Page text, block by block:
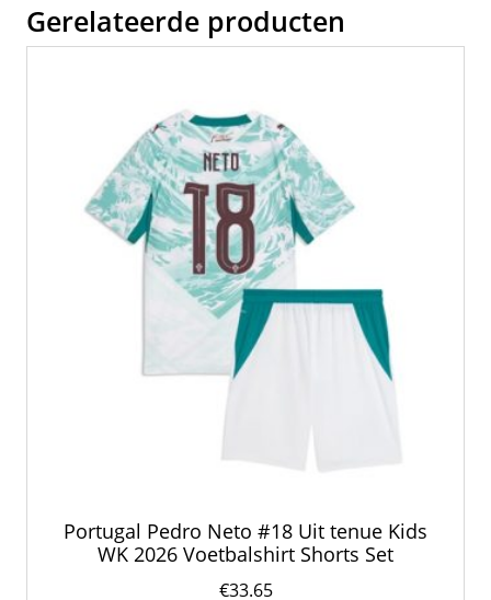
Gerelateerde producten
Portugal Pedro Neto #18 Uit tenue Kids
WK 2026 Voetbalshirt Shorts Set
€33.65